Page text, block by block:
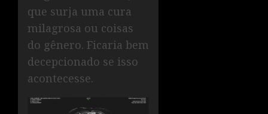
que surja uma cura
milagrosa ou coisas
do gênero. Ficaria bem
decepcionado se isso
acontecesse.